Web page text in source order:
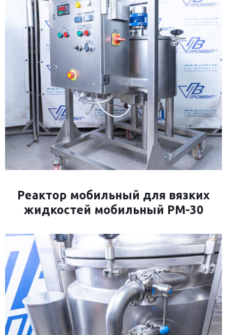
Реактор мобильный для вязких
жидкостей мобильный РМ-30